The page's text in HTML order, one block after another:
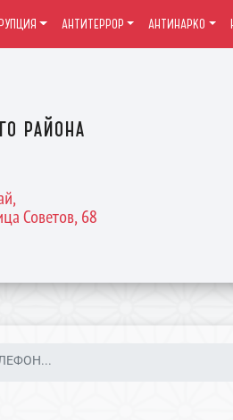
района
Советов, 68
АНТИТЕРРОР АНТИНАРКО